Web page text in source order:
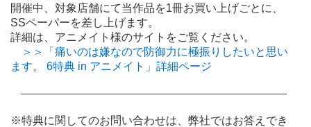
開催中、対象店舗にて当作品を1冊お買い上げごとに、
SSペーパーを差し上げます。
詳細は、アニメイト様のサイトをご覧ください。
＞＞「痛いのは嫌なので防御力に極振りしたいと思い
ます。 6特典 in アニメイト」詳細ページ
※特典に関してのお問い合わせは、弊社ではお答えでき